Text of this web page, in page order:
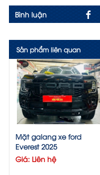
Bình luận
Sản phẩm liên quan
Mặt galang xe ford
Everest 2025
Giá: Liên hệ